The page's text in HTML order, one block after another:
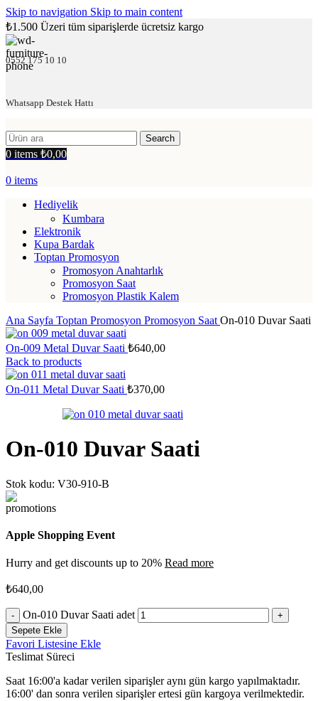
Skip to navigation Skip to main content
₺1.500 Üzeri tüm siparişlerde ücretsiz kargo
0552 175 10 10
Whatsapp Destek Hattı
Search
0 items ₺0,00
0 items
Hediyelik
Kumbara
Elektronik
Kupa Bardak
Toptan Promosyon
Promosyon Anahtarlık
Promosyon Saat
Promosyon Plastik Kalem
Ana Sayfa Toptan Promosyon Promosyon Saat On-010 Duvar Saati
On-009 Metal Duvar Saati ₺640,00
Back to products
On-011 Metal Duvar Saati ₺370,00
On-010 Duvar Saati
Stok kodu: V30-910-B
Apple Shopping Event
Hurry and get discounts up to 20% Read more
₺640,00
On-010 Duvar Saati adet
Sepete Ekle
Favori Listesine Ekle
Teslimat Süreci
Saat 16:00'a kadar verilen siparişler aynı gün kargo yapılmaktadır.
16:00' dan sonra verilen siparişler ertesi gün kargoya verilmektedir.